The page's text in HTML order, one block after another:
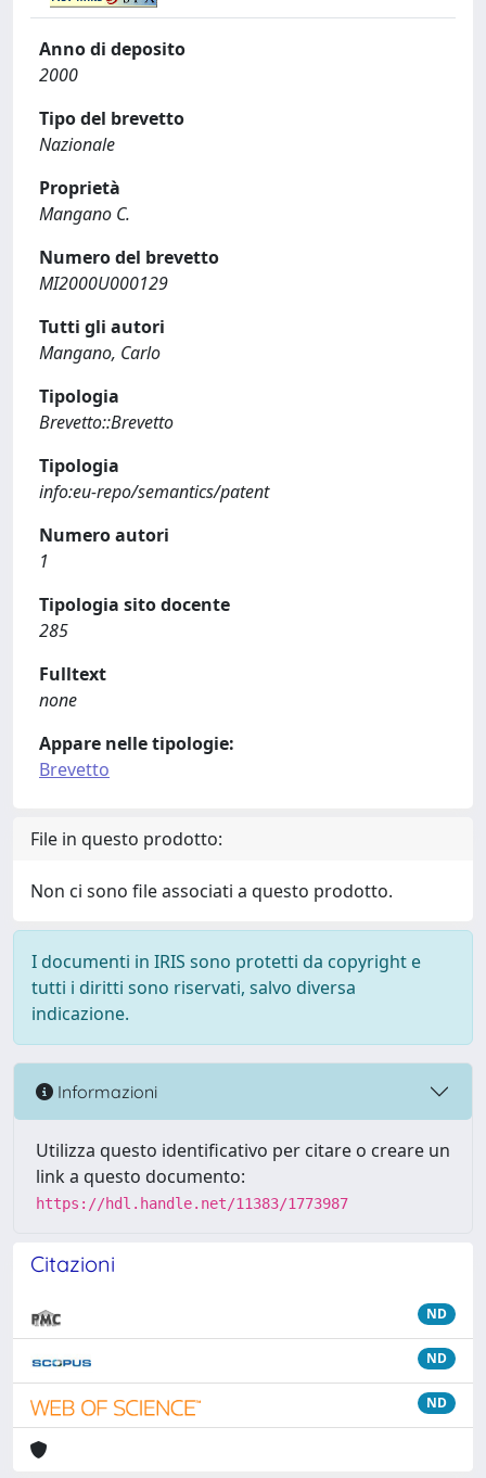
Anno di deposito
2000
Tipo del brevetto
Nazionale
Proprietà
Mangano C.
Numero del brevetto
MI2000U000129
Tutti gli autori
Mangano, Carlo
Tipologia
Brevetto::Brevetto
Tipologia
info:eu-repo/semantics/patent
Numero autori
1
Tipologia sito docente
285
Fulltext
none
Appare nelle tipologie:
Brevetto
File in questo prodotto:
Non ci sono file associati a questo prodotto.
I documenti in IRIS sono protetti da copyright e
tutti i diritti sono riservati, salvo diversa
indicazione.
Informazioni
Utilizza questo identificativo per citare o creare un
link a questo documento:
https://hdl.handle.net/11383/1773987
Citazioni
ND
ND
ND